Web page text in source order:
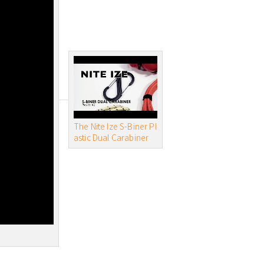
The Nite Ize S-Biner Pl
astic Dual Carabiner